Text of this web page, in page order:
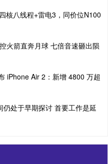
核八线程+雷电3，同价位N100
火箭直奔月球 七倍音速砸出陨
iPhone Air 2：新增 4800 万超
处于早期探讨 首要工作是延